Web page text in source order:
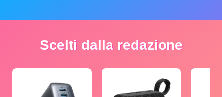
Scelti dalla redazione